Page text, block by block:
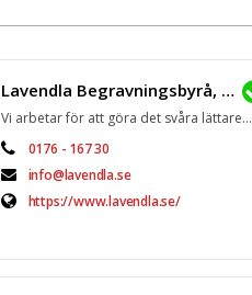
Lavendla Begravningsbyrå, Norrtälje
Vi arbetar för att göra det svåra lättare...
0176 - 167 30
info@lavendla.se
https://www.lavendla.se/